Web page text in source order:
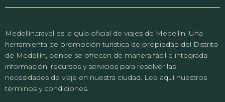
Medellín.travel es la guía oficial de viajes de Medellín. Una
herramienta de promoción turística de propiedad del Distrito
de Medellín, donde se ofrecen de manera fácil e integrada
información, recursos y servicios para resolver las
necesidades de viaje en nuestra ciudad. Lee aquí nuestros
términos y condiciones.